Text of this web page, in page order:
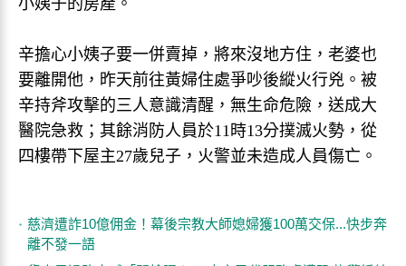
小姨子的房產。
辛擔心小姨子要一併賣掉，將來沒地方住，老婆也
要離開他，昨天前往黃婦住處爭吵後縱火行兇。被
辛持斧攻擊的三人意識清醒，無生命危險，送成大
醫院急救；其餘消防人員於11時13分撲滅火勢，從
四樓帶下屋主27歲兒子，火警並未造成人員傷亡。
慈濟遭詐10億佣金！幕後宗教大師媳婦獲100萬交保...快步奔
離不發一語